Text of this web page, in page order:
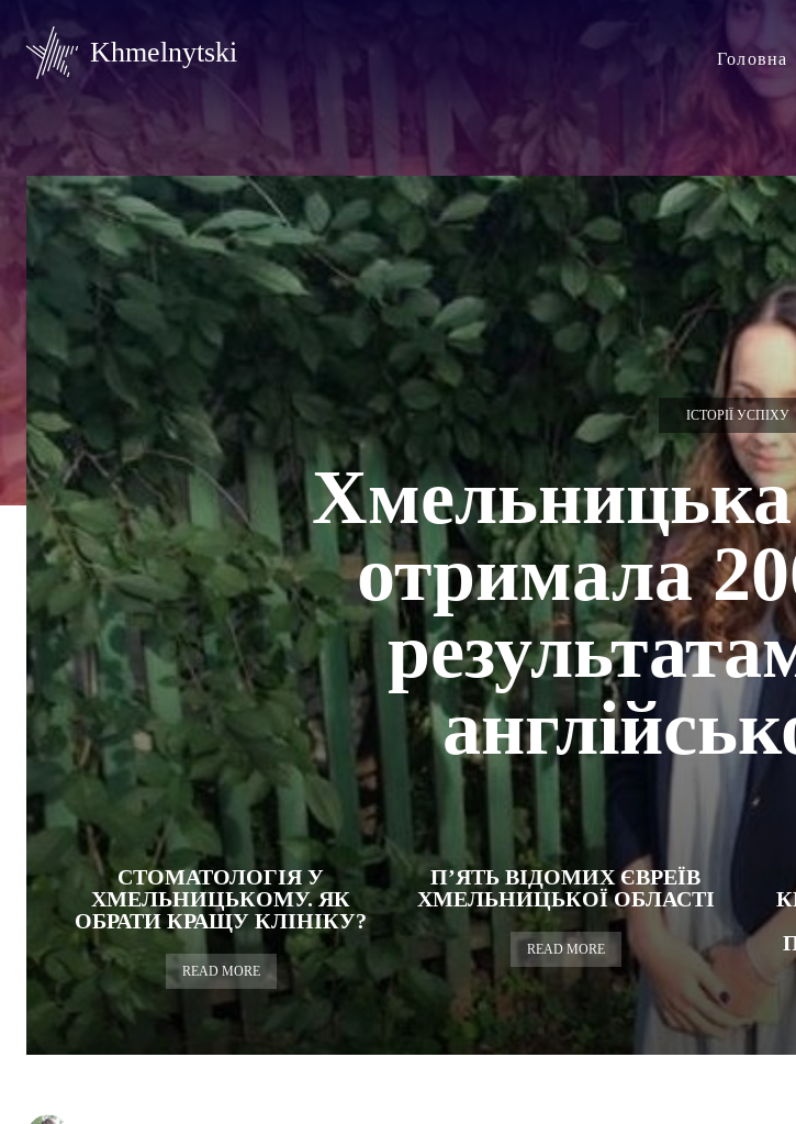
Khmelnytski Головна
ІСТОРІЇ УСПІХУ
отримала
СТОМАТОЛОГІЯ У
ХМЕЛЬНИЦЬКОМУ. ЯК
ОБРАТИ КРАЩУ КЛІНІКУ?
READ MORE
П’ЯТЬ ВІДОМИХ ЄВРЕЇВ
ХМЕЛЬНИЦЬКОЇ ОБЛАСТІ
READ MORE